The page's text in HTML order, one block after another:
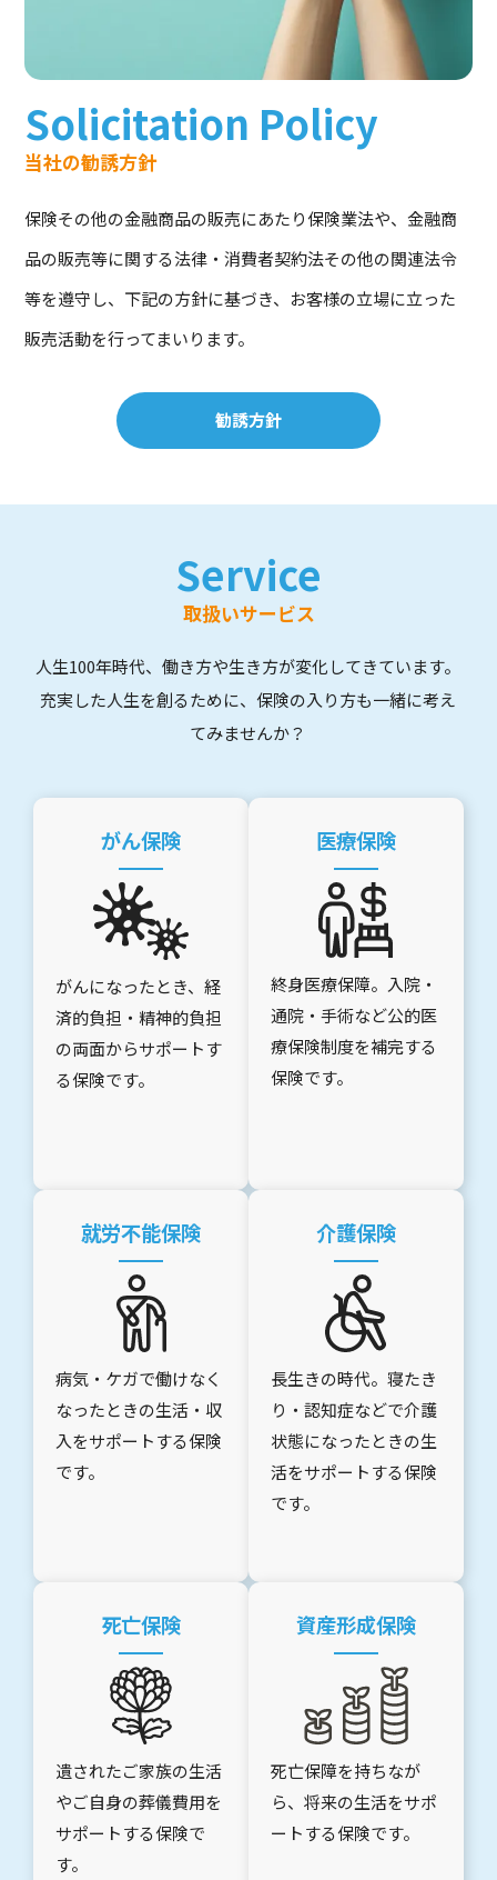
Solicitation Policy
当社の勧誘方針
保険その他の金融商品の販売にあたり保険業法や、金融商
品の販売等に関する法律・消費者契約法その他の関連法令
等を遵守し、下記の方針に基づき、お客様の立場に立った
販売活動を行ってまいります。
勧誘方針
Service
取扱いサービス
人生100年時代、働き方や生き方が変化してきています。
充実した人生を創るために、保険の入り方も一緒に考え
てみませんか？
がん保険
がんになったとき、経
済的負担・精神的負担
の両面からサポートす
る保険です。
医療保険
終身医療保障。入院・
通院・手術など公的医
療保険制度を補完する
保険です。
就労不能保険
病気・ケガで働けなく
なったときの生活・収
入をサポートする保険
です。
介護保険
長生きの時代。寝たき
り・認知症などで介護
状態になったときの生
活をサポートする保険
です。
死亡保険
遺されたご家族の生活
やご自身の葬儀費用を
サポートする保険で
す。
資産形成保険
死亡保障を持ちなが
ら、将来の生活をサポ
ートする保険です。